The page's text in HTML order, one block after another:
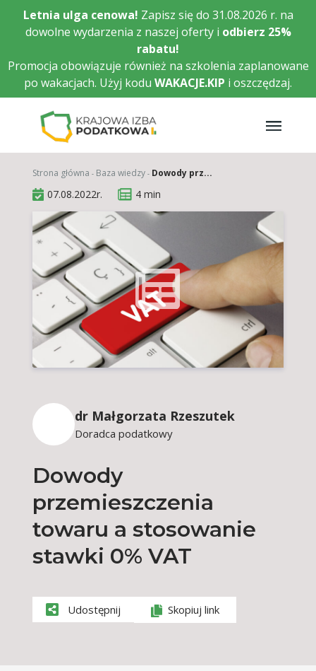
Przejdź
treści
Letnia ulga cenowa! Zapisz się do 31.08.2026 r. na
dowolne wydarzenia z naszej oferty i odbierz 25%
rabatu!
Promocja obowiązuje również na szkolenia zaplanowane
po wakacjach. Użyj kodu WAKACJE.KIP i oszczędzaj.
Strona główna Baza wiedzy Dowody prz...
Dowody
przemieszczenia
towaru a stosowanie
stawki 0% VAT
dr Małgorzata Rzeszutek
Doradca podatkowy
Udostępnij Skopiuj link
07.08.2022r. 4 min